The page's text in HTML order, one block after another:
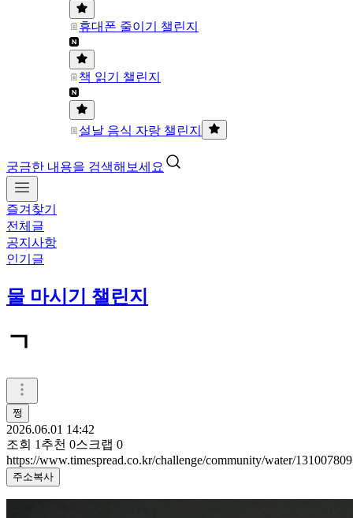
휴대폰 줄이기 챌린지
책 읽기 챌린지
설날 음식 자랑 챌린지
궁금한 내용을 검색해보세요
즐겨찾기
전체글
공지사항
인기글
물 마시기 챌린지
ㄱ
쩡
2026.06.01 14:42
조회 1 추천 0스크랩 0
https://www.timespread.co.kr/challenge/community/water/131007809
주소복사